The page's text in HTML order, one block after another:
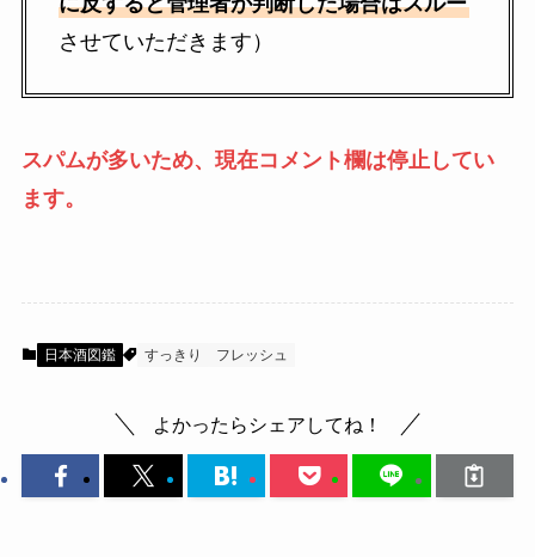
させていただきます）
スパムが多いため、現在コメント欄は停止してい
ます。
日本酒図鑑 すっきり フレッシュ
よかったらシェアしてね！